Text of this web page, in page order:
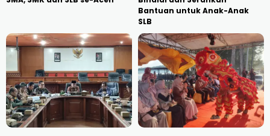
Bantuan untuk Anak-Anak
SLB